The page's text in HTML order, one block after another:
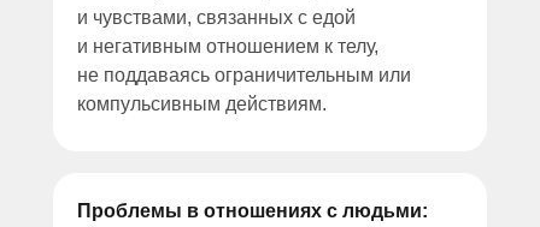
Проблемы в отношениях с людьми:
и чувствами, связанных с едой
и негативным отношением к телу,
не поддаваясь ограничительным или
компульсивным действиям.